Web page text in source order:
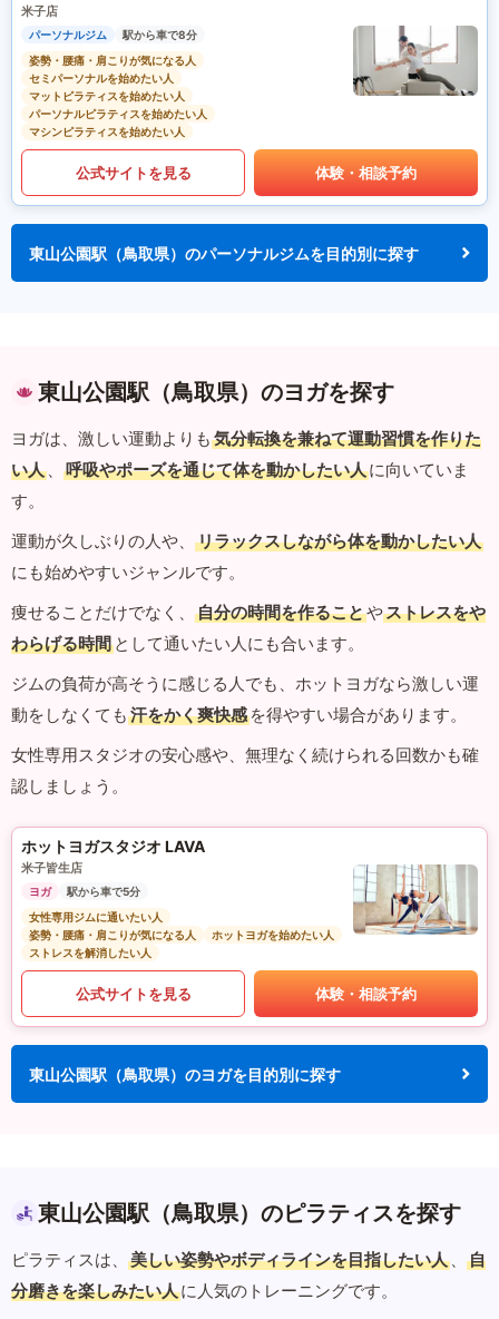
米子店
パーソナルジム
駅から車で8分
姿勢・腰痛・肩こりが気になる人
セミパーソナルを始めたい人
マットピラティスを始めたい人
パーソナルピラティスを始めたい人
マシンピラティスを始めたい人
公式サイトを見る 体験・相談予約
東山公園駅（鳥取県）のパーソナルジムを目的別に探す
東山公園駅（鳥取県）のヨガを探す
ヨガは、激しい運動よりも 気分転換を兼ねて運動習慣を作りた
い人 、 呼吸やポーズを通じて体を動かしたい人に向いていま
す。
運動が久しぶりの人や、
リラックスしながら体を動かしたい人
にも始めやすいジャンルです。
痩せることだけでなく、
自分の時間を作ることやストレスをや
わらげる時間 として通いたい人にも合います。
ジムの負荷が高そうに感じる人でも、ホットヨガなら激しい運
動をしなくても 汗をかく爽快感 を得やすい場合があります。
女性専用スタジオの安心感や、無理なく続けられる回数かも確
認しましょう。
ホットヨガスタジオ LAVA
米子皆生店
ヨガ
駅から車で5分
女性専用ジムに通いたい人
姿勢・腰痛・肩こりが気になる人
ホットヨガを始めたい人
ストレスを解消したい人
公式サイトを見る 体験・相談予約
東山公園駅（鳥取県）のヨガを目的別に探す
東山公園駅（鳥取県）のピラティスを探す
ピラティスは、 美しい姿勢やボディラインを目指したい人 、
自
分磨きを楽しみたい人に人気のトレーニングです。